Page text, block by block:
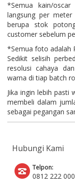
*Semua kain/
langsung per meter
berupa stok
customer sebelum
*Semua foto adalah
Sedikit selisih
resolusi cahaya
warna di tiap batch
Jika ingin lebih pasti
membeli dalam
sebagai pegangan
Hubungi Kami
Telpon:
0812 222